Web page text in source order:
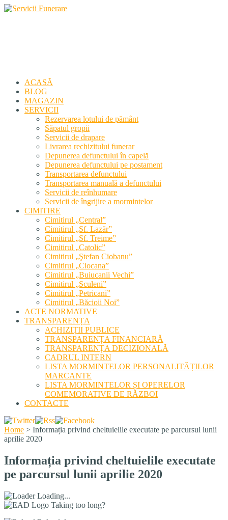
ACASĂ
BLOG
MAGAZIN
SERVICII
Rezervarea lotului de pământ
Săpatul gropii
Servicii de drapare
Livrarea rechizitului funerar
Depunerea defunctului în capelă
Depunerea defunctului pe postament
Transportarea defunctului
Transportarea manuală a defunctului
Servicii de reînhumare
Servicii de îngrijire a mormintelor
CIMITIRE
Cimitirul „Central”
Cimitirul „Sf. Lazăr”
Cimitirul „Sf. Treime”
Cimitirul „Catolic”
Cimitirul „Ştefan Ciobanu”
Cimitirul „Ciocana”
Cimitirul „Buiucanii Vechi”
Cimitirul „Sculeni”
Cimitirul „Petricani”
Cimitirul „Băcioii Noi”
ACTE NORMATIVE
TRANSPARENȚA
ACHIZIȚII PUBLICE
TRANSPARENȚA FINANCIARĂ
TRANSPARENȚA DECIZIONALĂ
CADRUL INTERN
LISTA MORMINTELOR PERSONALITĂȚILOR
MARCANTE
LISTA MORMINTELOR ȘI OPERELOR
COMEMORATIVE DE RĂZBOI
CONTACTE
Home > Informația privind cheltuielile executate pe parcursul lunii
aprilie 2020
Informația privind cheltuielile executate
pe parcursul lunii aprilie 2020
Loading...
Taking too long?